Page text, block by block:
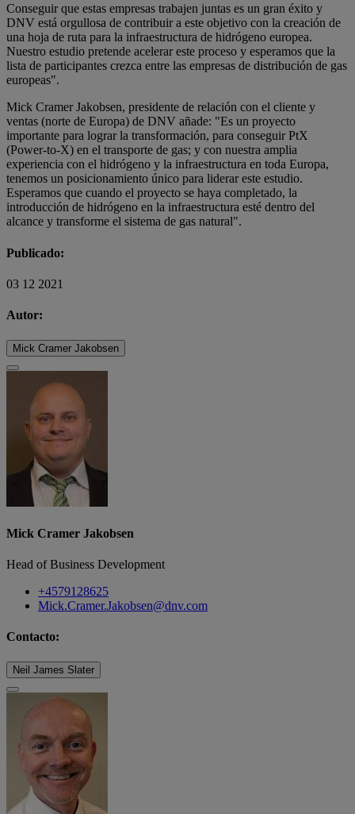
Conseguir que estas empresas trabajen juntas es un gran éxito y
DNV está orgullosa de contribuir a este objetivo con la creación de
una hoja de ruta para la infraestructura de hidrógeno europea.
Nuestro estudio pretende acelerar este proceso y esperamos que la
lista de participantes crezca entre las empresas de distribución de gas
europeas".
Mick Cramer Jakobsen, presidente de relación con el cliente y
ventas (norte de Europa) de DNV añade: "Es un proyecto
importante para lograr la transformación, para conseguir PtX
(Power-to-X) en el transporte de gas; y con nuestra amplia
experiencia con el hidrógeno y la infraestructura en toda Europa,
tenemos un posicionamiento único para liderar este estudio.
Esperamos que cuando el proyecto se haya completado, la
introducción de hidrógeno en la infraestructura esté dentro del
alcance y transforme el sistema de gas natural".
Publicado:
03 12 2021
Autor:
Mick Cramer Jakobsen
Mick Cramer Jakobsen
Head of Business Development
+4579128625
Mick.Cramer.Jakobsen@dnv.com
Contacto:
Neil James Slater